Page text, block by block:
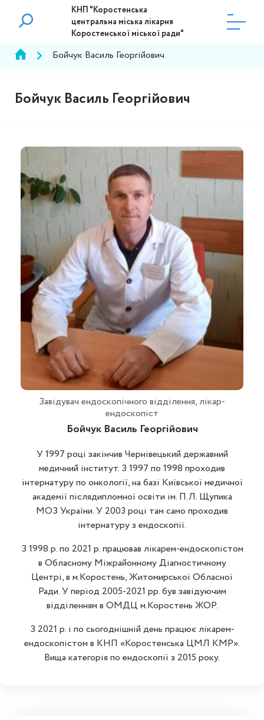
КНП "Коростенська
центральна міська лікарня
Коростенської міської ради"
Бойчук Василь Георгійович
Бойчук Василь Георгійович
Завідувач ендоскопічного відділення, лікар-
ендоскопіст
Бойчук Василь Георгійович
У 1997 році закінчив Чернівецький державний
медичний інститут. З 1997 по 1998 проходив
інтернатуру по онкології, на базі Київської медичної
академії післядипломної освіти ім. П.Л. Щупика
МОЗ України. У 2003 році там само проходив
інтернатуру з ендоскопії.
З 1998 р. по 2021 р. працював лікарем-ендоскопістом
в Обласному Міжрайонному Діагностичному
Центрі, в м.Коростень, Житомирської Обласної
Ради. У період 2005-2021 рр. був завідуючим
відділенням в ОМДЦ м.Коростень ЖОР.
З 2021 р. і по сьогоднішній день працює лікарем-
ендоскопістом в КНП «Коростенська ЦМЛ КМР».
Вища категорія по ендоскопії з 2015 року.